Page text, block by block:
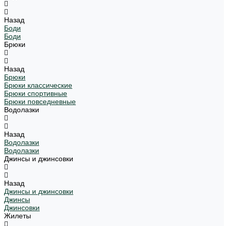
Назад
Боди
Боди
Брюки
Назад
Брюки
Брюки классические
Брюки спортивные
Брюки повседневные
Водолазки
Назад
Водолазки
Водолазки
Джинсы и джинсовки
Назад
Джинсы и джинсовки
Джинсы
Джинсовки
Жилеты